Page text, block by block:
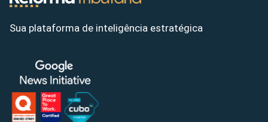
Sua plataforma de inteligência estratégica